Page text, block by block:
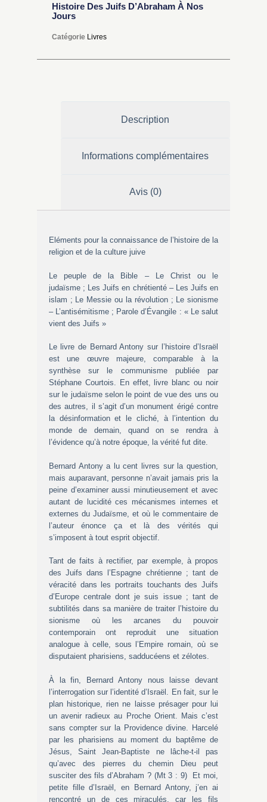
Histoire Des Juifs D’Abraham À Nos
Jours
Catégorie Livres
Description
Informations complémentaires
Avis (0)
Eléments pour la connaissance de l’histoire de la
religion et de la culture juive
Le peuple de la Bible – Le Christ ou le
judaïsme ; Les Juifs en chrétienté – Les Juifs en
islam ; Le Messie ou la révolution ; Le sionisme
– L’antisémitisme ; Parole d’Évangile : « Le salut
vient des Juifs »
Le livre de Bernard Antony sur l’histoire d’Israël
est une œuvre majeure, comparable à la
synthèse sur le communisme publiée par
Stéphane Courtois. En effet, livre blanc ou noir
sur le judaïsme selon le point de vue des uns ou
des autres, il s’agit d’un monument érigé contre
la désinformation et le cliché, à l’intention du
monde de demain, quand on se rendra à
l’évidence qu’à notre époque, la vérité fut dite.
Bernard Antony a lu cent livres sur la question,
mais auparavant, personne n’avait jamais pris la
peine d’examiner aussi minutieusement et avec
autant de lucidité ces mécanismes internes et
externes du Judaïsme, et où le commentaire de
l’auteur énonce ça et là des vérités qui
s’imposent à tout esprit objectif.
Tant de faits à rectifier, par exemple, à propos
des Juifs dans l’Espagne chrétienne ; tant de
véracité dans les portraits touchants des Juifs
d’Europe centrale dont je suis issue ; tant de
subtilités dans sa manière de traiter l’histoire du
sionisme où les arcanes du pouvoir
contemporain ont reproduit une situation
analogue à celle, sous l’Empire romain, où se
disputaient pharisiens, sadducéens et zélotes.
À la fin, Bernard Antony nous laisse devant
l’interrogation sur l’identité d’Israël. En fait, sur le
plan historique, rien ne laisse présager pour lui
un avenir radieux au Proche Orient. Mais c’est
sans compter sur la Providence divine. Harcelé
par les pharisiens au moment du baptême de
Jésus, Saint Jean-Baptiste ne lâche-t-il pas
qu’avec des pierres du chemin Dieu peut
susciter des fils d’Abraham ? (Mt 3 : 9) Et moi,
petite fille d’Israël, en Bernard Antony, j’en ai
rencontré un de ces miraculés, car les fils